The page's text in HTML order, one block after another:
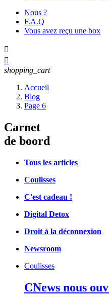
Nous ?
F.A.Q
Vous avez reçu une box


shopping_cart
Accueil
Blog
Page 6
Carnet
de boord
Tous les articles
Coulisses
C'est cadeau !
Digital Detox
Droit à la déconnexion
Newsroom
Coulisses
CNews nous